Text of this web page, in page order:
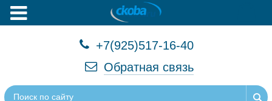
+7(925)517-16-40
Обратная связь